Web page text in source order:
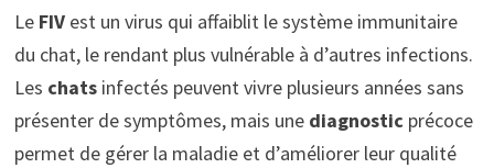
Le FIVest un virus qui affaiblit le système immunitaire
du chat, le rendant plus vulnérable à d’autres infections.
Les chatsinfectés peuvent vivre plusieurs années sans
présenter de symptômes, mais une diagnostic précoce
permet de gérer la maladie et d’améliorer leur qualité